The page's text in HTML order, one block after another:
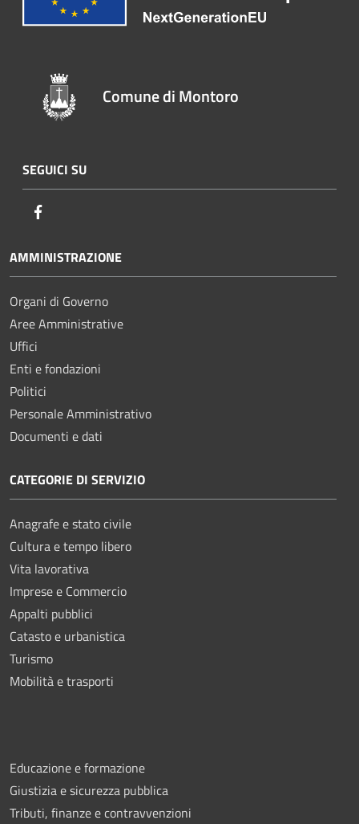
Comune di Montoro
SEGUICI SU
AMMINISTRAZIONE
Organi di Governo
Aree Amministrative
Uffici
Enti e fondazioni
Politici
Personale Amministrativo
Documenti e dati
CATEGORIE DI SERVIZIO
Anagrafe e stato civile
Cultura e tempo libero
Vita lavorativa
Imprese e Commercio
Appalti pubblici
Catasto e urbanistica
Turismo
Mobilità e trasporti
Educazione e formazione
Giustizia e sicurezza pubblica
Tributi, finanze e contravvenzioni